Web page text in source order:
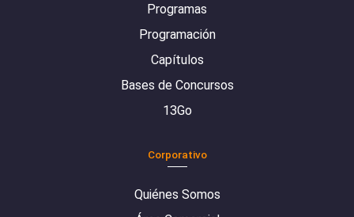
Programas
Programación
Capítulos
Bases de Concursos
13Go
Corporativo
Quiénes Somos